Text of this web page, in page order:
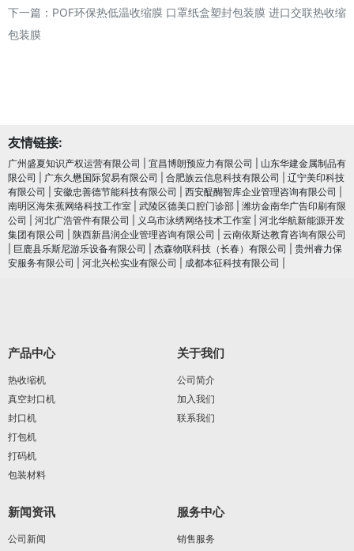
下一篇： POF环保热低温收缩膜 口罩纸盒塑封包装膜 进口交联热收缩
包装膜
友情链接:
广州盛夏知识产权运营有限公司 宜昌博朗预应力有限公司
山东华建金属制品有
限公司
广东久懋国际贸易有限公司 合肥族云信息科技有限公司
辽宁美印科技
有限公司
安徽忠善德节能科技有限公司 西安醍醐智库企业管理咨询有限公司
南明区海朱蕉网络科技工作室
武陵区德美口腔门诊部
潍坊金南华广告印刷有限
公司
河北广浩管件有限公司 义乌市泳绣网络技术工作室
河北华航新能源开发
集团有限公司
陕西新昌润企业管理咨询有限公司
云南依斯达教育咨询有限公司
巨鹿县乐斯尼游乐设备有限公司 杰森物联科技（长春）有限公司
贵州睿力保
安服务有限公司
河北兴松实业有限公司 成都本征科技有限公司
产品中心
热收缩机
真空封口机
封口机
打包机
打码机
包装材料
关于我们
公司简介
加入我们
联系我们
新闻资讯
公司新闻
服务中心
销售服务